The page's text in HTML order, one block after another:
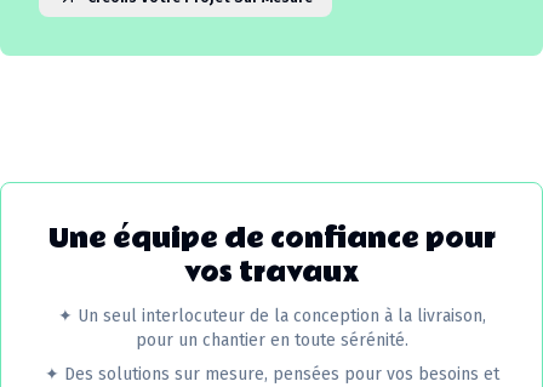
Une équipe de confiance pour
vos travaux
✦ Un seul interlocuteur de la conception à la livraison,
pour un chantier en toute sérénité.
✦ Des solutions sur mesure, pensées pour vos besoins et